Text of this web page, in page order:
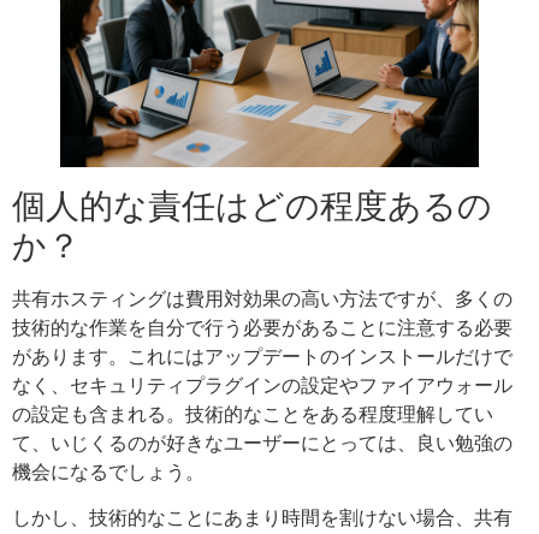
個人的な責任はどの程度あるの
か？
共有ホスティングは費用対効果の高い方法ですが、多くの
技術的な作業を自分で行う必要があることに注意する必要
があります。これにはアップデートのインストールだけで
なく、セキュリティプラグインの設定やファイアウォール
の設定も含まれる。技術的なことをある程度理解してい
て、いじくるのが好きなユーザーにとっては、良い勉強の
機会になるでしょう。
しかし、技術的なことにあまり時間を割けない場合、共有